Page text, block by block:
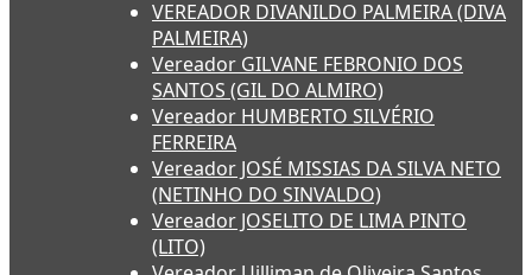
VEREADOR DIVANILDO PALMEIRA (DIVA
PALMEIRA)
Vereador GILVANE FEBRONIO DOS
SANTOS (GIL DO ALMIRO)
Vereador HUMBERTO SILVÉRIO
FERREIRA
Vereador JOSÉ MISSIAS DA SILVA NETO
(NETINHO DO SINVALDO)
Vereador JOSELITO DE LIMA PINTO
(LITO)